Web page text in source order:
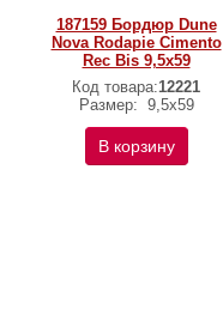
187159 Бордюр Dune
Nova Rodapie Cimento
Rec Bis 9,5x59
Код товара:12221
Размер: 9,5x59
В корзину